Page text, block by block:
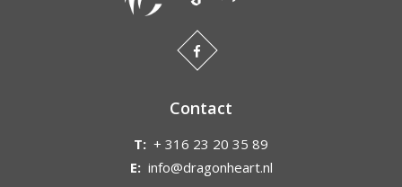
Contact
T: + 316 23 20 35 89
E: info@dragonheart.nl